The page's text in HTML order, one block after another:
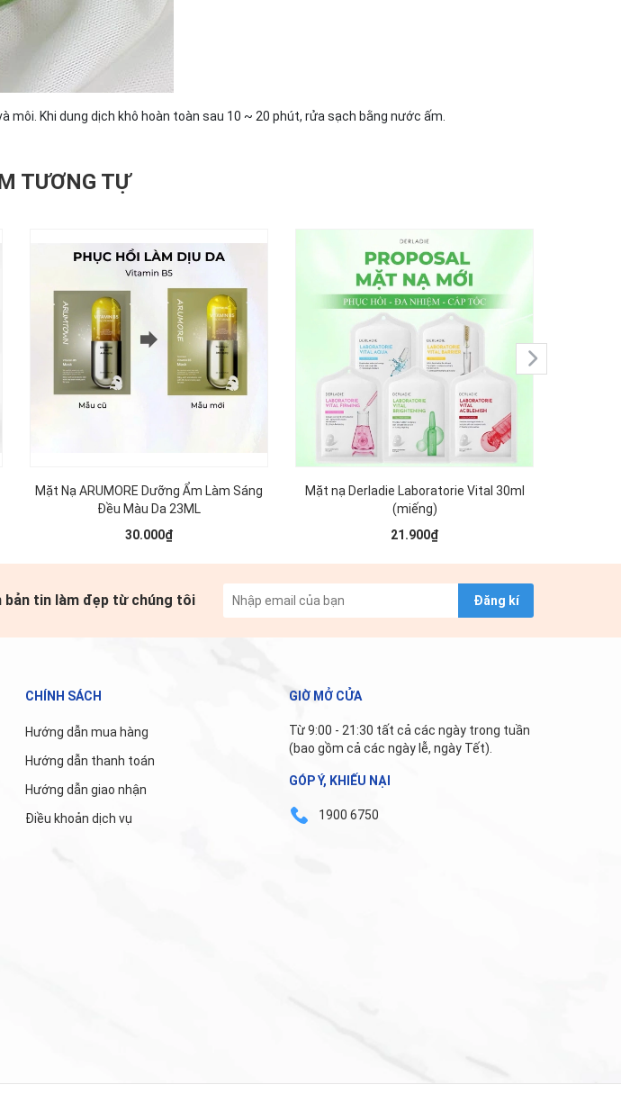
Khi dung dịch khô hoàn toàn sau 10 ~ 20 phút, rửa sạch bằng nước ấm.
TƯƠNG TỰ
Mặt Nạ ARUMORE Dưỡng Ẩm Làm Sáng
Đều Màu Da 23ML
30.000₫
Mặt nạ Derladie Laboratorie Vital 30ml
(miếng)
21.900₫
bản tin làm đẹp từ chúng tôi Đăng kí
CHÍNH SÁCH
Hướng dẫn mua hàng
Hướng dẫn thanh toán
Hướng dẫn giao nhận
Điều khoản dịch vụ
GIỜ MỞ CỬA
Từ 9:00 - 21:30 tất cả các ngày trong tuần
(bao gồm cả các ngày lễ, ngày Tết).
GÓP Ý, KHIẾU NẠI
1900 6750